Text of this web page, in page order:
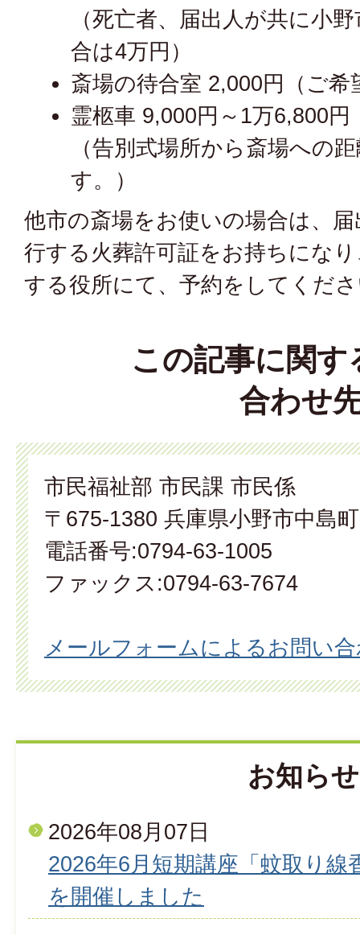
（死亡者、届出人が共に小
合は4万円）
斎場の待合室 2,000円（ご希
霊柩車 9,000円～1万6,800円
（告別式場所から斎場への
す。）
他市の斎場をお使いの場合は、
行する火葬許可証をお持ちにな
する役所にて、予約をしてくだ
この記事に関す
合わせ
市民福祉部 市民課 市民係
〒675-1380 兵庫県小野市中島
電話番号:0794-63-1005
ファックス:0794-63-7674
メールフォームによるお問い
お知らせ
2026年08月07日
2026年6月短期講座「蚊取り
を開催しました